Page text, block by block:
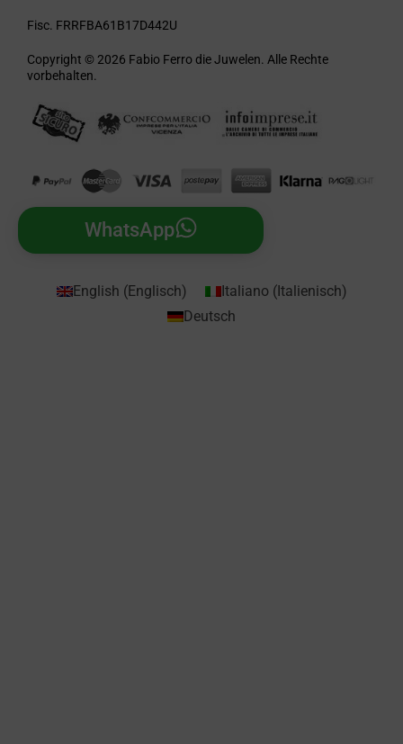
Fisc. FRRFBA61B17D442U
Copyright © 2026 Fabio Ferro die Juwelen. Alle Rechte
vorbehalten.
WhatsApp
English (Englisch) Italiano (Italienisch)
Deutsch